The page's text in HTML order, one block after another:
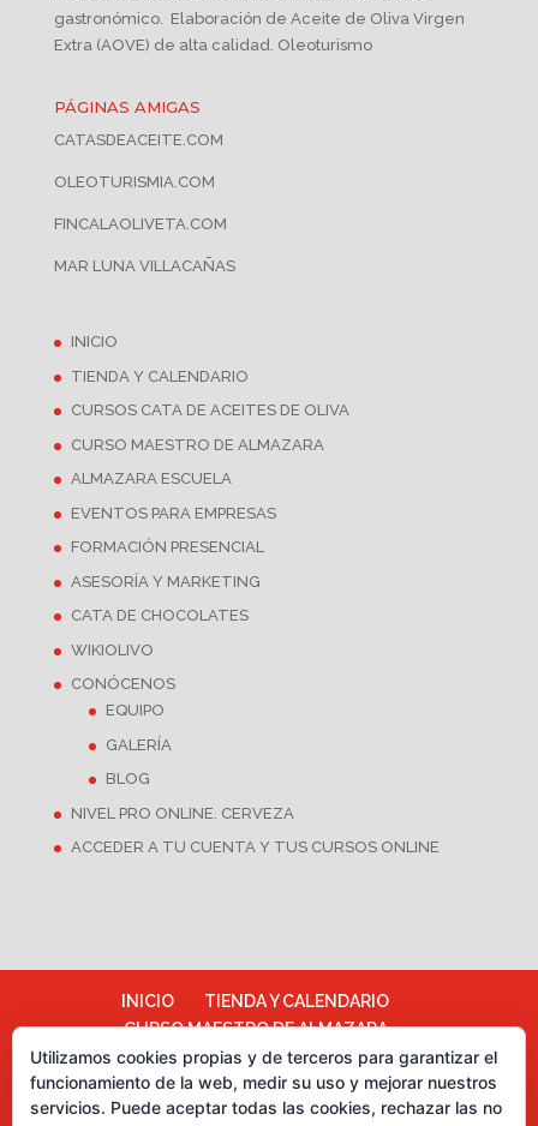
gastronómico. Elaboración de Aceite de Oliva Virgen
Extra (AOVE) de alta calidad. Oleoturismo
PÁGINAS AMIGAS
CATASDEACEITE.COM
OLEOTURISMIA.COM
FINCALAOLIVETA.COM
MAR LUNA VILLACAÑAS
INICIO
TIENDA Y CALENDARIO
CURSOS CATA DE ACEITES DE OLIVA
CURSO MAESTRO DE ALMAZARA
ALMAZARA ESCUELA
EVENTOS PARA EMPRESAS
FORMACIÓN PRESENCIAL
ASESORÍA Y MARKETING
CATA DE CHOCOLATES
WIKIOLIVO
CONÓCENOS
EQUIPO
GALERÍA
BLOG
NIVEL PRO ONLINE. CERVEZA
ACCEDER A TU CUENTA Y TUS CURSOS ONLINE
INICIO
TIENDA Y CALENDARIO
CURSO MAESTRO DE ALMAZARA
ALMAZARA ESCUELA
TÉRMINOS Y CONDICIONES
Más información sobre las cookies
Utilizamos cookies propias y de terceros para garantizar el
funcionamiento de la web, medir su uso y mejorar nuestros
servicios. Puede aceptar todas las cookies, rechazar las no